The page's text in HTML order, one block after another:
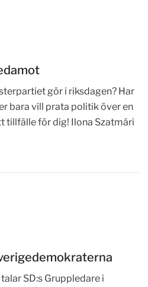
gör i riksdagen? Har
bara vill prata politik över en
tillfälle för dig! Ilona Szatmári
SD:s Gruppledare i